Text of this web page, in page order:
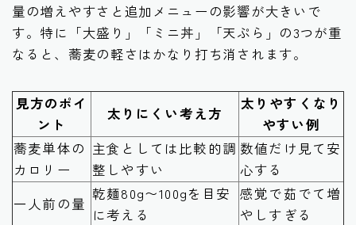
量の増えやすさと追加メニューの影響が大きいで
す。特に「大盛り」「ミニ丼」「天ぷら」の3つが重
なると、蕎麦の軽さはかなり打ち消されます。
見方のポイ
ント
太りにくい考え方
太りやすくなり
やすい例
蕎麦単体の
カロリー
主食としては比較的調
整しやすい
数値だけ見て安
心する
一人前の量
乾麺80g〜100gを目安
に考える
感覚で茹でて増
やしすぎる